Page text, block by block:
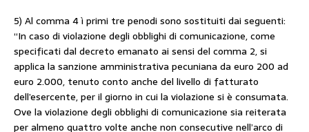
5) Al comma 4 ì primi tre penodi sono sostituiti dai seguenti:
“In caso di violazione degli obblighi di comunicazione, come
specificati dal decreto emanato ai sensi del comma 2, si
applica la sanzione amministrativa pecuniana da euro 200 ad
euro 2.000, tenuto conto anche del livello di fatturato
dell’esercente, per il giorno in cui la violazione si è consumata.
Ove la violazione degli obblighi di comunicazione sia reiterata
per almeno quattro volte anche non consecutive nell’arco di